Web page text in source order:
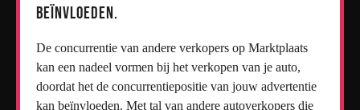
beïnvloeden.
De concurrentie van andere verkopers op Marktplaats
kan een nadeel vormen bij het verkopen van je auto,
doordat het de concurrentiepositie van jouw advertentie
kan beïnvloeden. Met tal van andere autoverkopers die